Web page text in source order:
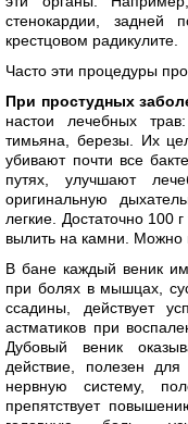
стенокардии, задней
крестцовом радикулите.
Часто эти процедуры
При простудных
настои лечебных
тимьяна, березы. Их
убивают почти все
путях, улучшают
оригинальную
легкие. Достаточно 100
вылить на камни. Можно
В бане каждый веник
при болях в мышцах,
ссадины, действует
астматиков при
Дубовый веник
действие, полезен
нервную систему,
препятствует